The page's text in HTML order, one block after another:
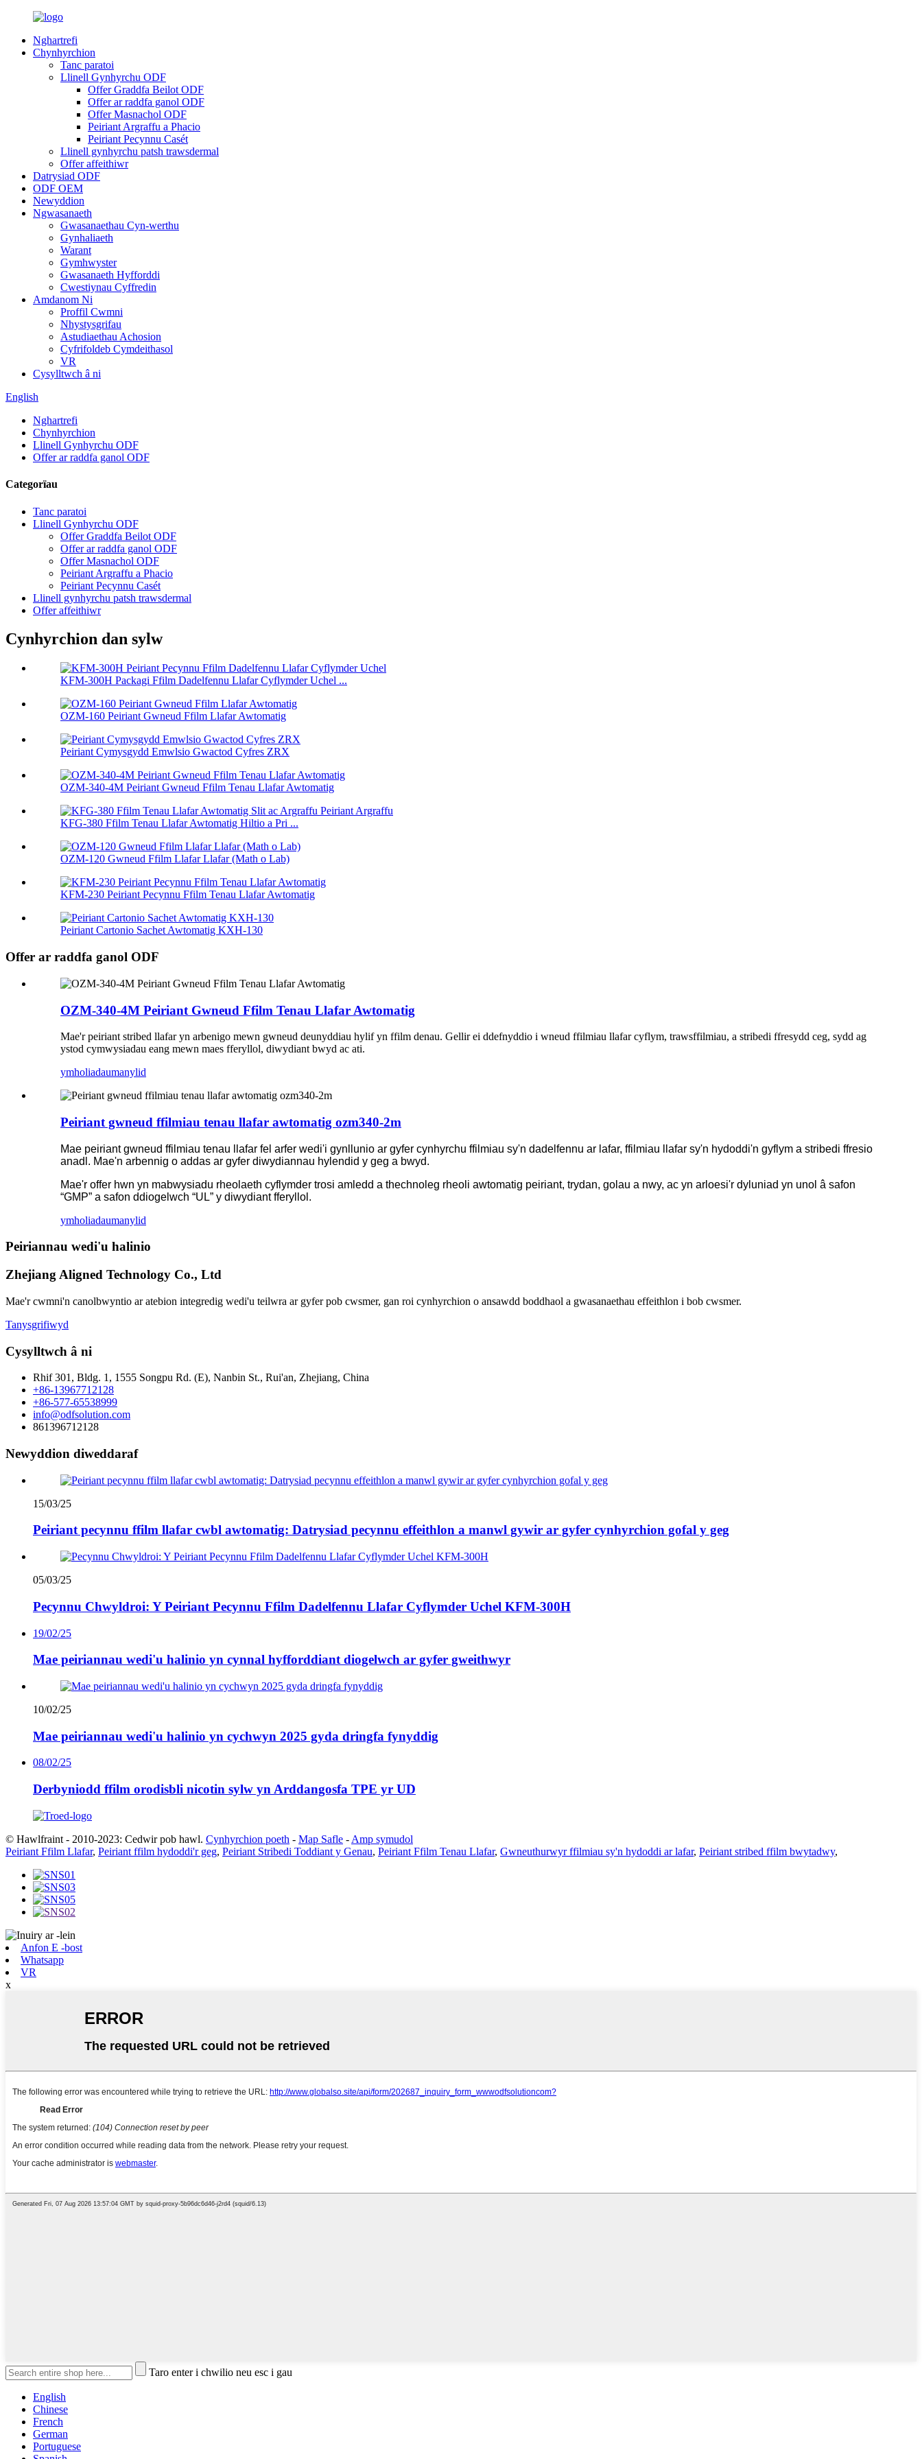
Nghartrefi
Chynhyrchion
Tanc paratoi
Llinell Gynhyrchu ODF
Offer Graddfa Beilot ODF
Offer ar raddfa ganol ODF
Offer Masnachol ODF
Peiriant Argraffu a Phacio
Peiriant Pecynnu Casét
Llinell gynhyrchu patsh trawsdermal
Offer affeithiwr
Datrysiad ODF
ODF OEM
Newyddion
Ngwasanaeth
Gwasanaethau Cyn-werthu
Gynhaliaeth
Warant
Gymhwyster
Gwasanaeth Hyfforddi
Cwestiynau Cyffredin
Amdanom Ni
Proffil Cwmni
Nhystysgrifau
Astudiaethau Achosion
Cyfrifoldeb Cymdeithasol
VR
Cysylltwch â ni
English
Nghartrefi
Chynhyrchion
Llinell Gynhyrchu ODF
Offer ar raddfa ganol ODF
Categorïau
Tanc paratoi
Llinell Gynhyrchu ODF
Offer Graddfa Beilot ODF
Offer ar raddfa ganol ODF
Offer Masnachol ODF
Peiriant Argraffu a Phacio
Peiriant Pecynnu Casét
Llinell gynhyrchu patsh trawsdermal
Offer affeithiwr
Cynhyrchion dan sylw
KFM-300H Packagi Ffilm Dadelfennu Llafar Cyflymder Uchel ...
OZM-160 Peiriant Gwneud Ffilm Llafar Awtomatig
Peiriant Cymysgydd Emwlsio Gwactod Cyfres ZRX
OZM-340-4M Peiriant Gwneud Ffilm Tenau Llafar Awtomatig
KFG-380 Ffilm Tenau Llafar Awtomatig Hiltio a Pri ...
OZM-120 Gwneud Ffilm Llafar Llafar (Math o Lab)
KFM-230 Peiriant Pecynnu Ffilm Tenau Llafar Awtomatig
Peiriant Cartonio Sachet Awtomatig KXH-130
Offer ar raddfa ganol ODF
OZM-340-4M Peiriant Gwneud Ffilm Tenau Llafar Awtomatig
Mae'r peiriant stribed llafar yn arbenigo mewn gwneud deunyddiau hylif yn ffilm denau. Gellir ei ddefnyddio i wneud ffilmiau llafar cyflym, trawsffilmiau, a stribedi ffresydd ceg, sydd ag
ystod cymwysiadau eang mewn maes fferyllol, diwydiant bwyd ac ati.
ymholiadaumanylid
Peiriant gwneud ffilmiau tenau llafar awtomatig ozm340-2m
Mae peiriant gwneud ffilmiau tenau llafar fel arfer wedi'i gynllunio ar gyfer cynhyrchu ffilmiau sy'n dadelfennu ar lafar, ffilmiau llafar sy'n hydoddi'n gyflym a stribedi ffresio
anadl. Mae'n arbennig o addas ar gyfer diwydiannau hylendid y geg a bwyd.
Mae'r offer hwn yn mabwysiadu rheolaeth cyflymder trosi amledd a thechnoleg rheoli awtomatig peiriant, trydan, golau a nwy, ac yn arloesi'r dyluniad yn unol â safon
“GMP” a safon ddiogelwch “UL” y diwydiant fferyllol.
ymholiadaumanylid
Peiriannau wedi'u halinio
Zhejiang Aligned Technology Co., Ltd
Mae'r cwmni'n canolbwyntio ar atebion integredig wedi'u teilwra ar gyfer pob cwsmer, gan roi cynhyrchion o ansawdd boddhaol a gwasanaethau effeithlon i bob cwsmer.
Tanysgrifiwyd
Cysylltwch â ni
Rhif 301, Bldg. 1, 1555 Songpu Rd. (E), Nanbin St., Rui'an, Zhejiang, China
+86-13967712128
+86-577-65538999
info@odfsolution.com
861396712128
Newyddion diweddaraf
15/03/25
Peiriant pecynnu ffilm llafar cwbl awtomatig: Datrysiad pecynnu effeithlon a manwl gywir ar gyfer cynhyrchion gofal y geg
05/03/25
Pecynnu Chwyldroi: Y Peiriant Pecynnu Ffilm Dadelfennu Llafar Cyflymder Uchel KFM-300H
19/02/25
Mae peiriannau wedi'u halinio yn cynnal hyfforddiant diogelwch ar gyfer gweithwyr
10/02/25
Mae peiriannau wedi'u halinio yn cychwyn 2025 gyda dringfa fynyddig
08/02/25
Derbyniodd ffilm orodisbli nicotin sylw yn Arddangosfa TPE yr UD
© Hawlfraint - 2010-2023: Cedwir pob hawl. Cynhyrchion poeth - Map Safle - Amp symudol
Peiriant Ffilm Llafar, Peiriant ffilm hydoddi'r geg, Peiriant Stribedi Toddiant y Genau, Peiriant Ffilm Tenau Llafar, Gwneuthurwyr ffilmiau sy'n hydoddi ar lafar, Peiriant stribed ffilm bwytadwy,
Anfon E -bost
Whatsapp
VR
x
Taro enter i chwilio neu esc i gau
English
Chinese
French
German
Portuguese